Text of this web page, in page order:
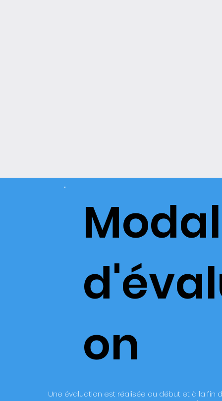
Une évaluation est réalisée au début et à la fin
on